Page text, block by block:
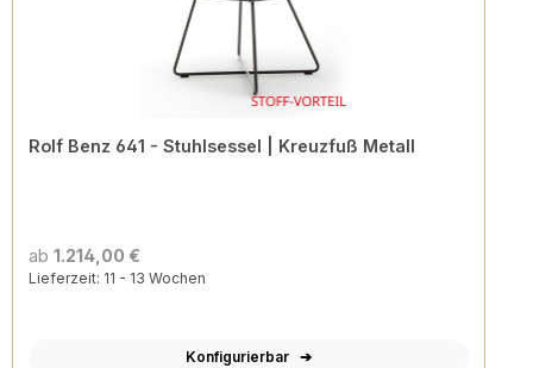
Rolf Benz 641 - Stuhlsessel | Kreuzfuß Metall
ab 1.214,00 €
Lieferzeit: 11 - 13 Wochen
Konfigurierbar